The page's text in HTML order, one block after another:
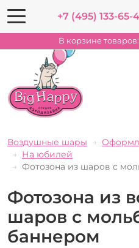
+7 (495) 133-65-
В корзине товаров:
Воздушные шары
На юбилей
Фотозона из шаров с
Фотозона из
шаров с
баннером